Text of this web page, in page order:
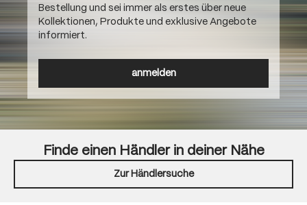
Bestellung und sei immer als erstes über neue
Kollektionen, Produkte und exklusive Angebote
informiert.
anmelden
Finde einen Händler in deiner Nähe
Zur Händlersuche